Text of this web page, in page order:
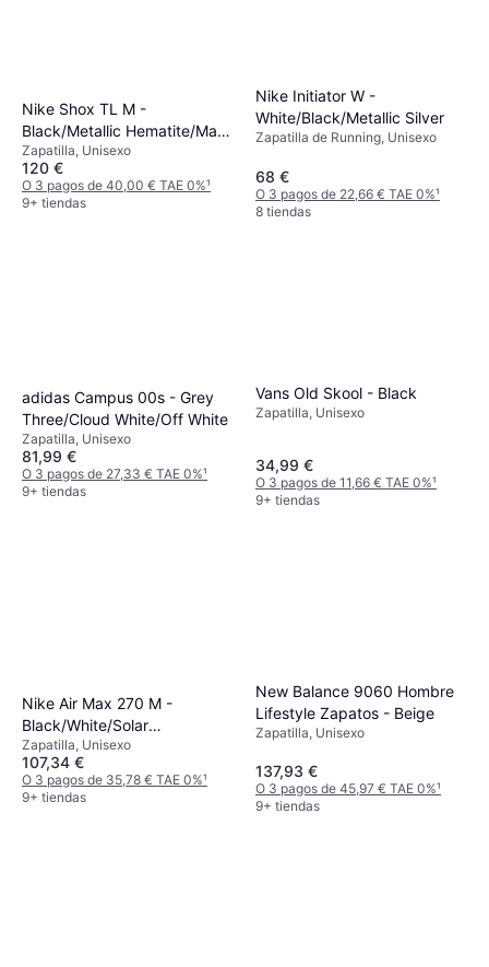
Nike Shox TL M -
Black/Metallic Hematite/Max
Orange
Zapatilla, Unisexo
120 €
O 3 pagos de 40,00 € TAE 0%¹
9+ tiendas
Nike Initiator W -
White/Black/Metallic Silver
Zapatilla de Running, Unisexo
68 €
O 3 pagos de 22,66 € TAE 0%¹
8 tiendas
adidas Campus 00s - Grey
Three/Cloud White/Off White
Zapatilla, Unisexo
81,99 €
O 3 pagos de 27,33 € TAE 0%¹
9+ tiendas
Vans Old Skool - Black
Zapatilla, Unisexo
34,99 €
O 3 pagos de 11,66 € TAE 0%¹
9+ tiendas
Nike Air Max 270 M -
Black/White/Solar
Red/Anthracite
Zapatilla, Unisexo
107,34 €
O 3 pagos de 35,78 € TAE 0%¹
9+ tiendas
New Balance 9060 Hombre
Lifestyle Zapatos - Beige
Zapatilla, Unisexo
137,93 €
O 3 pagos de 45,97 € TAE 0%¹
9+ tiendas